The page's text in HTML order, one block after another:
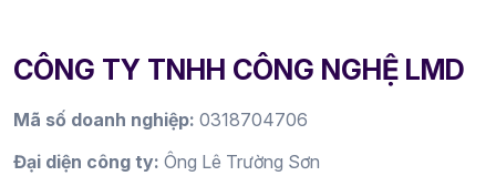
CÔNG TY TNHH CÔNG NGHỆ LMD
Mã số doanh nghiệp: 0318704706
Đại diện công ty: Ông Lê Trường Sơn